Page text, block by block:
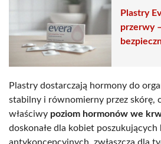
Plastry
przerwy
Plastry dostarczają hormony do
stabilny i równomierny przez skórę,
właściwy poziom hormonów we
doskonałe dla kobiet